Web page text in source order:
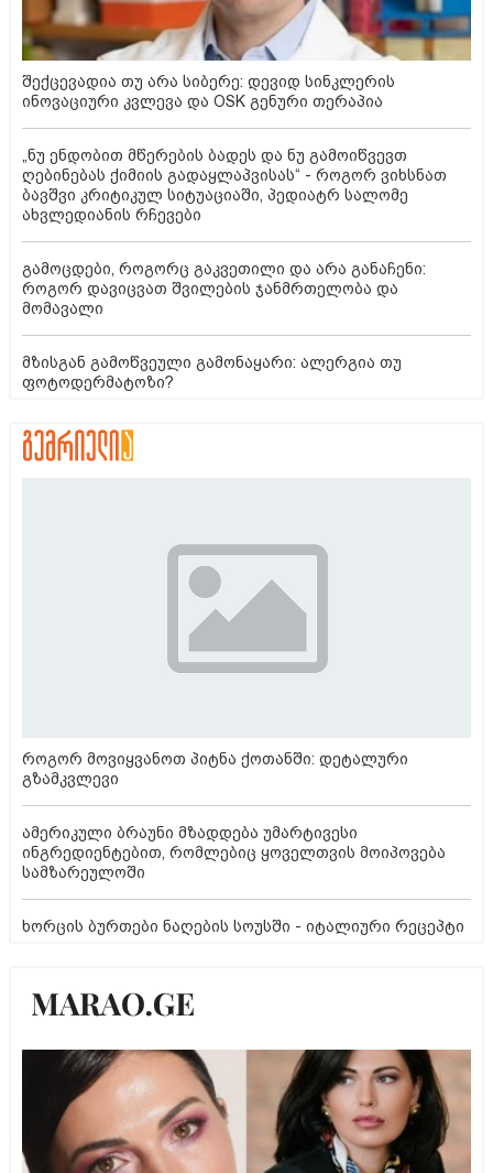
შექცევადია თუ არა სიბერე: დევიდ სინკლერის
ინოვაციური კვლევა და OSK გენური თერაპია
„ნუ ენდობით მწერების ბადეს და ნუ გამოიწვევთ
ღებინებას ქიმიის გადაყლაპვისას“ - როგორ ვიხსნათ
ბავშვი კრიტიკულ სიტუაციაში, პედიატრ სალომე
ახვლედიანის რჩევები
გამოცდები, როგორც გაკვეთილი და არა განაჩენი:
როგორ დავიცვათ შვილების ჯანმრთელობა და
მომავალი
მზისგან გამოწვეული გამონაყარი: ალერგია თუ
ფოტოდერმატოზი?
როგორ მოვიყვანოთ პიტნა ქოთანში: დეტალური
გზამკვლევი
ამერიკული ბრაუნი მზადდება უმარტივესი
ინგრედიენტებით, რომლებიც ყოველთვის მოიპოვება
სამზარეულოში
ხორცის ბურთები ნაღების სოუსში - იტალიური რეცეპტი